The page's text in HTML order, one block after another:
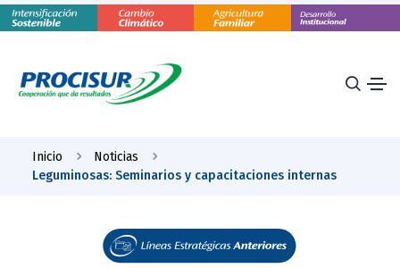
Inicio
Noticias
Leguminosas: Seminarios y capacitaciones internas